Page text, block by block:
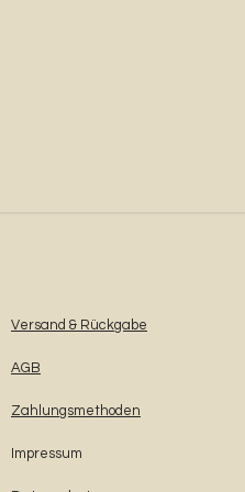
Versand & Rückgabe
AGB
Zahlungsmethoden
Impressum